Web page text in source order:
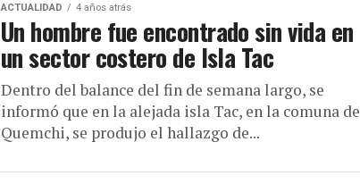
ACTUALIDAD 4 años atrás
Un hombre fue encontrado sin vida en
un sector costero de Isla Tac
Dentro del balance del fin de semana largo, se
informó que en la alejada isla Tac, en la comuna de
Quemchi, se produjo el hallazgo de...